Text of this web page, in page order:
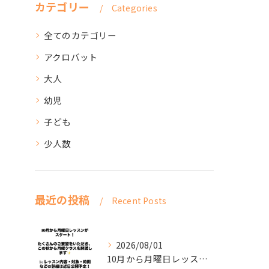
カテゴリー Categories
全てのカテゴリー
アクロバット
大人
幼児
子ども
少人数
最近の投稿 Recent Posts
2026/08/01
10月から月曜日レッスンがスタート！